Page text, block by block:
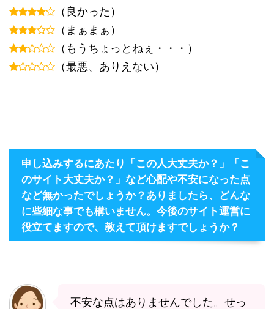
（良かった）
（まぁまぁ）
（もうちょっとねぇ・・・）
（最悪、ありえない）
申し込みするにあたり「この人大丈夫か？」「こ
のサイト大丈夫か？」など心配や不安になった点
など無かったでしょうか？ありましたら、どんな
に些細な事でも構いません。今後のサイト運営に
役立てますので、教えて頂けますでしょうか？
不安な点はありませんでした。せっ